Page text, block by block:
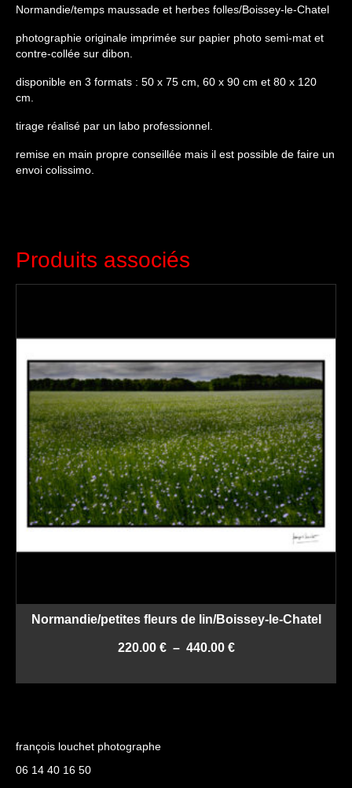
Normandie/temps maussade et herbes folles/Boissey-le-Chatel
photographie originale imprimée sur papier photo semi-mat et
contre-collée sur dibon.
disponible en 3 formats : 50 x 75 cm, 60 x 90 cm et 80 x 120
cm.
tirage réalisé par un labo professionnel.
remise en main propre conseillée mais il est possible de faire un
envoi colissimo.
Produits associés
Normandie/petites fleurs de lin/Boissey-le-Chatel
220.00 € – 440.00 €Plage
françois louchet photographe
06 14 40 16 50